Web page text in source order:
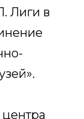
Лиги в